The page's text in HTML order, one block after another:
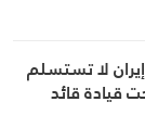
لا تستسلم
قيادة قائد